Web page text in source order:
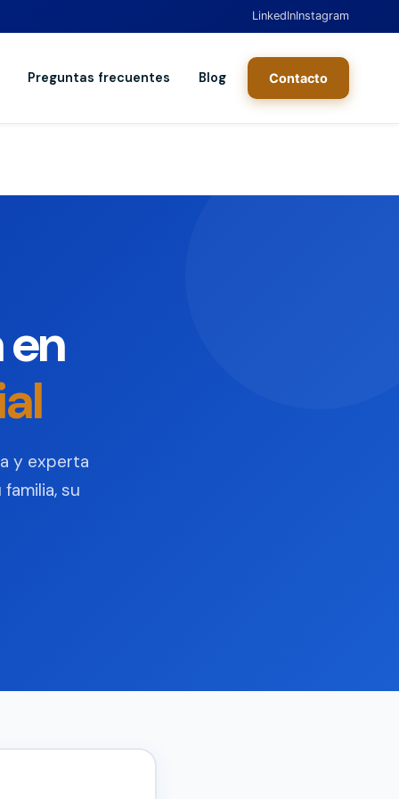
LinkedInInstagram
Preguntas frecuentes Blog Contacto
en
y experta
su